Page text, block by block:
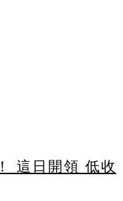
這日開領 低收